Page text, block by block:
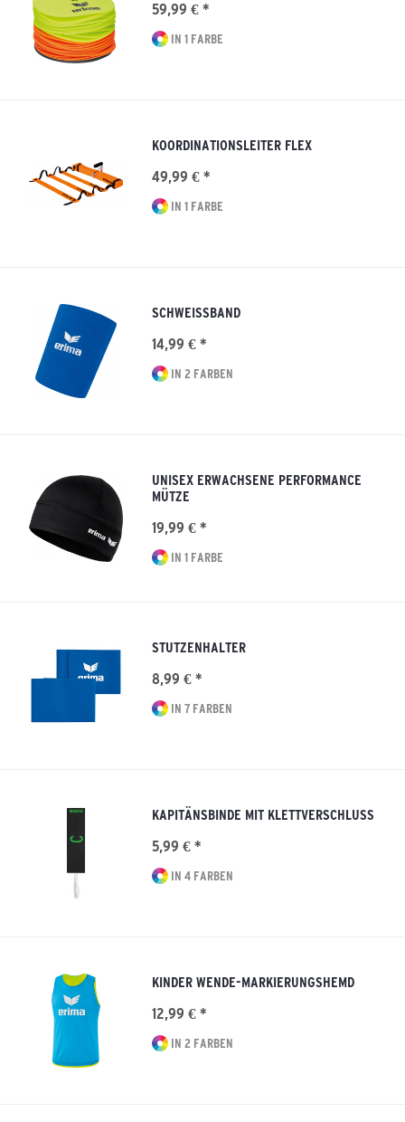
59,99 € *
IN 1 FARBE
KOORDINATIONSLEITER FLEX
49,99 € *
IN 1 FARBE
SCHWEISSBAND
14,99 € *
IN 2 FARBEN
UNISEX ERWACHSENE PERFORMANCE
MÜTZE
19,99 € *
IN 1 FARBE
STUTZENHALTER
8,99 € *
IN 7 FARBEN
KAPITÄNSBINDE MIT KLETTVERSCHLUSS
5,99 € *
IN 4 FARBEN
KINDER WENDE-MARKIERUNGSHEMD
12,99 € *
IN 2 FARBEN